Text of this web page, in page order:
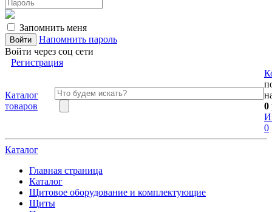
Запомнить меня
Напомнить пароль
Войти через соц сети
Регистрация
Каталог
товаров
0
0
Каталог
Главная страница
Каталог
Щитовое оборудование и комплектующие
Щиты